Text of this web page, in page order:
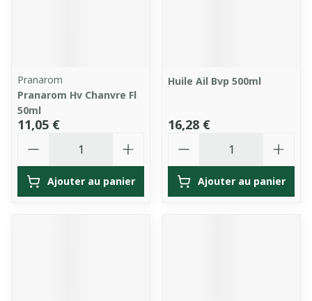
Pranarom
Pranarom Hv Chanvre Fl
50ml
11,05 €
Ajouter au panier
Huile Ail Bvp 500ml
16,28 €
Ajouter au panier